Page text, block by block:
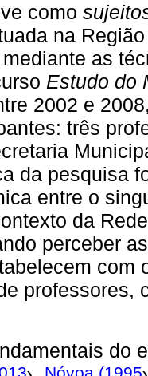
como
na
as
Estudo do
2002 e
três
da pesquisa
entre o
da
perceber
com
professores,
do
Nóvoa (1995